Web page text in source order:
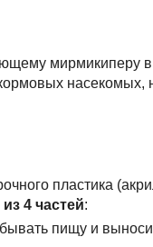
мирмикиперу в
насекомых,
пластика
4 частей:
пищу и